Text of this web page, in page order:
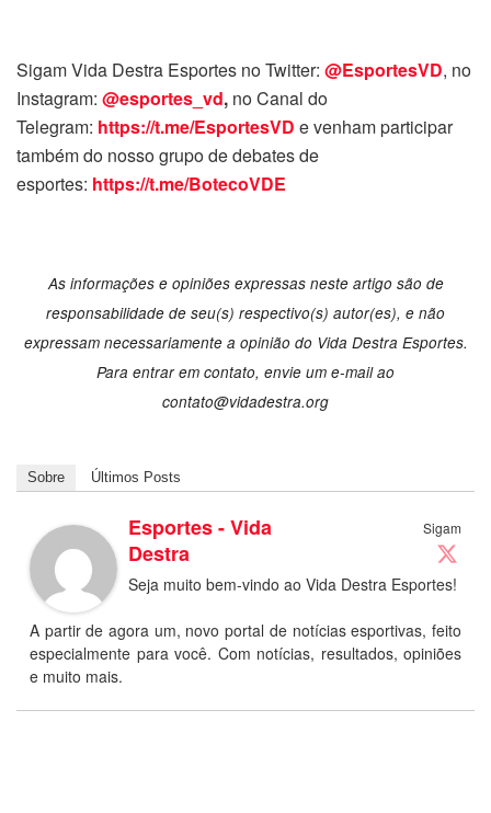
Sigam Vida Destra Esportes no Twitter: @EsportesVD, no
Instagram: @esportes_vd, no Canal do
Telegram: https://t.me/EsportesVD e venham participar
também do nosso grupo de debates de
esportes: https://t.me/BotecoVDE
As informações e opiniões expressas neste artigo são de
responsabilidade de seu(s) respectivo(s) autor(es), e não
expressam necessariamente a opinião do Vida Destra Esportes.
Para entrar em contato, envie um e-mail ao
contato@vidadestra.org
Sobre Últimos Posts
Sigam
Esportes - Vida
Destra
Seja muito bem-vindo ao Vida Destra Esportes!
A partir de agora um, novo portal de notícias esportivas, feito
especialmente para você. Com notícias, resultados, opiniões
e muito mais.